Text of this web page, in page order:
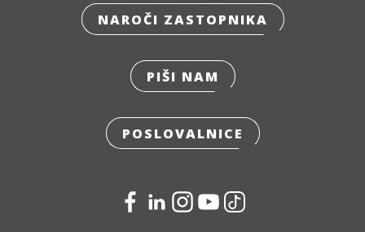
NAROČI ZASTOPNIKA
PIŠI NAM
POSLOVALNICE